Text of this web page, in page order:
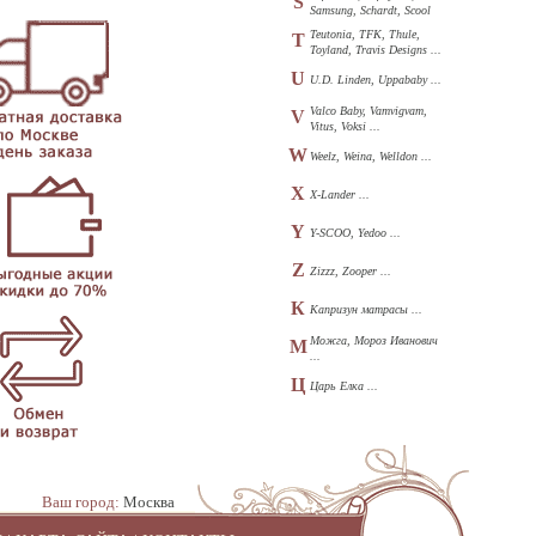
Samsung, Schardt, Scool
T Teutonia, TFK, Thule,
Toyland, Travis Designs ...
U U.D. Linden, Uppababy ...
V Valco Baby, Vamvigvam,
Vitus, Voksi ...
WWeelz, Weina, Welldon ...
X X-Lander ...
Y Y-SCOO, Yedoo ...
Z Zizzz, Zooper ...
К Капризун матрасы ...
М Можга, Мороз Иванович
Ц Царь Елка ...
Ваш город: Москва